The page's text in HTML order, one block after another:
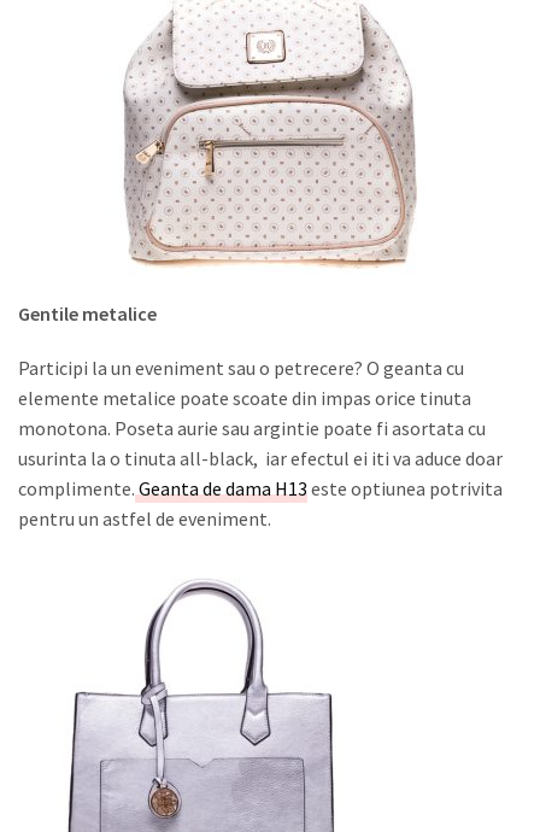
Gentile metalice
Participi la un eveniment sau o petrecere? O geanta cu
elemente metalice poate scoate din impas orice tinuta
monotona. Poseta aurie sau argintie poate fi asortata cu
usurinta la o tinuta all-black, iar efectul ei iti va aduce doar
complimente. Geanta de dama H13 este optiunea potrivita
pentru un astfel de eveniment.